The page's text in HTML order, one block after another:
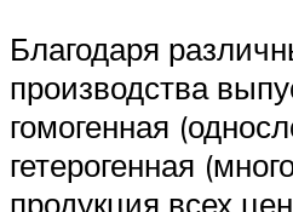
Благодаря
производства
гомогенная
гетерогенная
продукция всех